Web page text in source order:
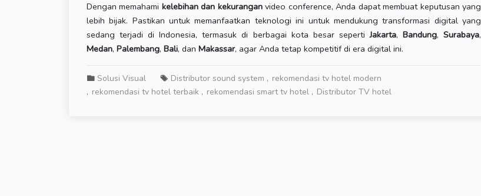
Dengan memahami kelebihan dan kekuranganvideo conference, Anda dapat membuat keputusan yang
lebih bijak. Pastikan untuk memanfaatkan teknologi ini untuk mendukung transformasi digital yang
sedang terjadi di Indonesia, termasuk di berbagai kota besar sepertiJakarta, Bandung,Surabaya,
Medan, Palembang, Bali, dan Makassar, agar Anda tetap kompetitif di era digital ini.
Solusi Visual Distributor sound system
rekomendasi tv hotel modern
rekomendasi tv hotel terbaik
rekomendasi smart tv hotel Distributor TV hotel